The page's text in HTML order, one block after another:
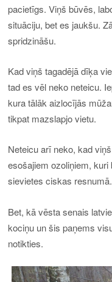
pacietīgs. Viņš būvēs,
situāciju, bet es jaukšu.
spridzināšu.
Kad viņš tagadējā dīķa
tad es vēl neko neteicu.
kura tālāk aizlocījās
tikpat mazslapjo vietu.
Neteicu arī neko, kad
esošajiem ozoliņiem,
sievietes ciskas resnumā.
Bet, kā vēsta senais
kociņu un šis paņems
notikties.